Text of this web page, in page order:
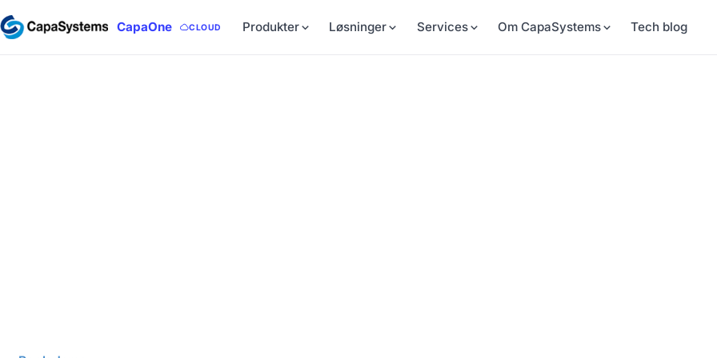
CapaOne CLOUD Produkter Løsninger Services Om CapaSystems Tech blog